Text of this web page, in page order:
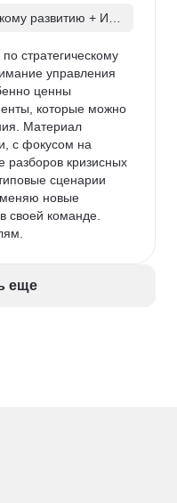
развитию + ИИ
стратегическому
управления
ценны
которые можно
Материал
с фокусом на
разборов кризисных
сценарии
новые
своей команде.
еще